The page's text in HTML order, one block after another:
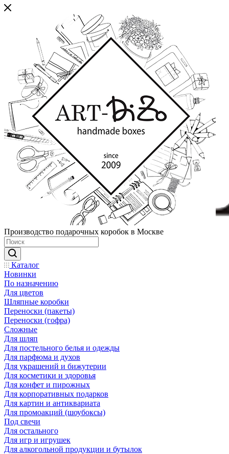
Производство подарочных коробок в Москве
Каталог
Новинки
По назначению
Для цветов
Шляпные коробки
Переноски (пакеты)
Переноски (гофра)
Сложные
Для шляп
Для постельного белья и одежды
Для парфюма и духов
Для украшений и бижутерии
Для косметики и здоровья
Для конфет и пирожных
Для корпоративных подарков
Для картин и антиквариата
Для промоакций (шоубоксы)
Под свечи
Для остального
Для игр и игрушек
Для алкогольной продукции и бутылок